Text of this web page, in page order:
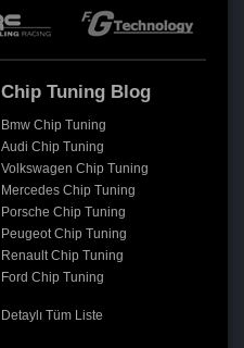
Chip Tuning Blog
Bmw Chip Tuning
Audi Chip Tuning
Volkswagen Chip Tuning
Mercedes Chip Tuning
Porsche Chip Tuning
Peugeot Chip Tuning
Renault Chip Tuning
Ford Chip Tuning
Detaylı Tüm Liste